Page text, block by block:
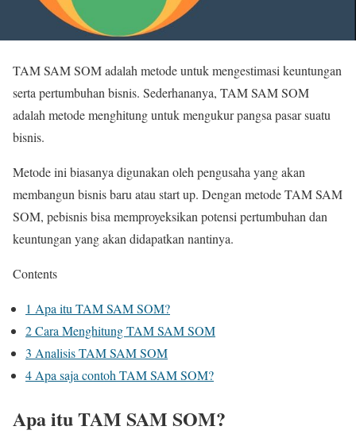
TAM SAM SOM adalah metode untuk mengestimasi keuntungan
serta pertumbuhan bisnis. Sederhananya, TAM SAM SOM
adalah metode menghitung untuk mengukur pangsa pasar suatu
bisnis.
Metode ini biasanya digunakan oleh pengusaha yang akan
membangun bisnis baru atau start up. Dengan metode TAM SAM
SOM, pebisnis bisa memproyeksikan potensi pertumbuhan dan
keuntungan yang akan didapatkan nantinya.
Contents
1 Apa itu TAM SAM SOM?
2Cara Menghitung TAM SAM SOM
3 Analisis TAM SAM SOM
4 Apa saja contoh TAM SAM SOM?
Apa itu TAM SAM SOM?